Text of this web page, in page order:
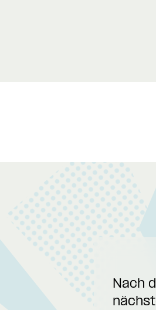
Nach